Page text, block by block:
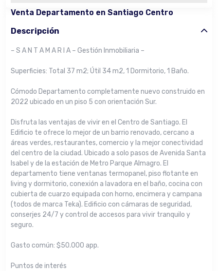
Venta Departamento en Santiago Centro
Descripción
– S A N T A M A R I A – Gestión Inmobiliaria –
Superficies: Total 37 m2; Útil 34 m2, 1 Dormitorio, 1 Baño.
Cómodo Departamento completamente nuevo construido en
2022 ubicado en un piso 5 con orientación Sur.
Disfruta las ventajas de vivir en el Centro de Santiago. El
Edificio te ofrece lo mejor de un barrio renovado, cercano a
áreas verdes, restaurantes, comercio y la mejor conectividad
del centro de la ciudad. Ubicado a solo pasos de Avenida Santa
Isabel y de la estación de Metro Parque Almagro. El
departamento tiene ventanas termopanel, piso flotante en
living y dormitorio, conexión a lavadora en el baño, cocina con
cubierta de cuarzo equipada con horno, encimera y campana
(todos de marca Teka). Edificio con cámaras de seguridad,
conserjes 24/7 y control de accesos para vivir tranquilo y
seguro.
Gasto común: $50.000 app.
Puntos de interés